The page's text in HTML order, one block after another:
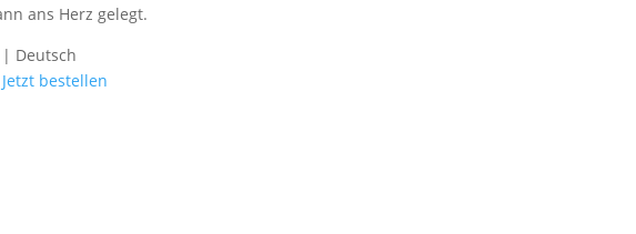
ans Herz gelegt.
| Deutsch
Jetzt bestellen